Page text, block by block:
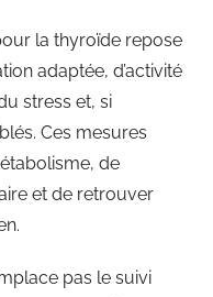
la thyroïde repose
adaptée, d’activité
stress et, si
Ces mesures
de
et de retrouver
pas le suivi